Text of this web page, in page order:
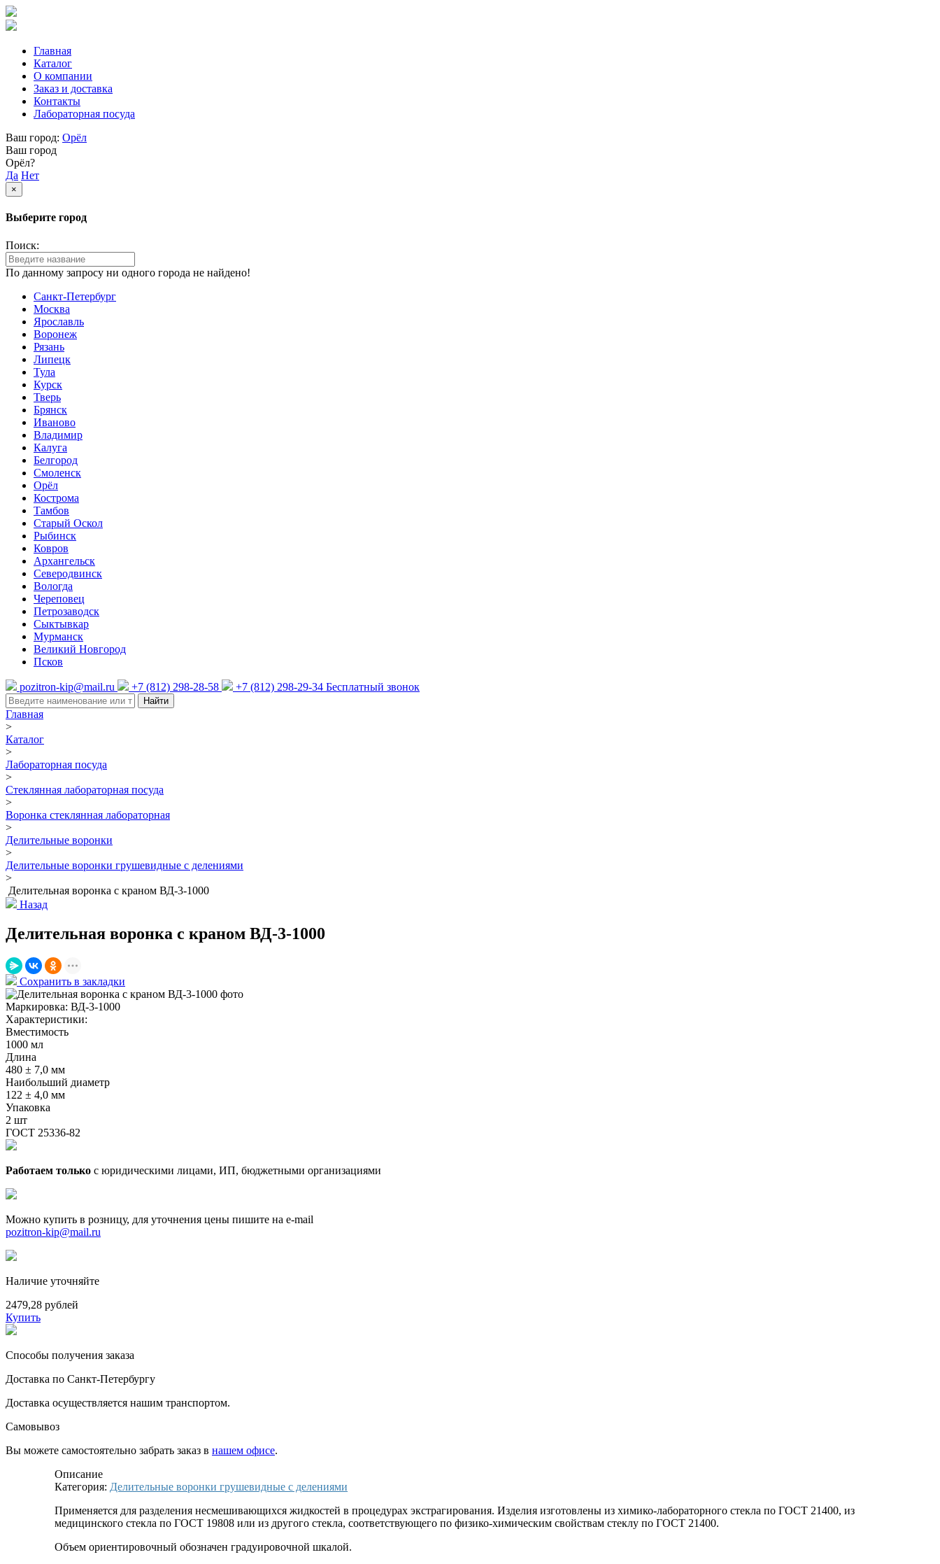
Главная
Каталог
О компании
Заказ и доставка
Контакты
Лабораторная посуда
Ваш город: Орёл
Ваш город
Орёл?
Да Нет
×
Выберите город
Поиск:
По данному запросу ни одного города не найдено!
Санкт-Петербург
Москва
Ярославль
Воронеж
Рязань
Липецк
Тула
Курск
Тверь
Брянск
Иваново
Владимир
Калуга
Белгород
Смоленск
Орёл
Кострома
Тамбов
Старый Оскол
Рыбинск
Ковров
Архангельск
Северодвинск
Вологда
Череповец
Петрозаводск
Сыктывкар
Мурманск
Великий Новгород
Псков
pozitron-kip@mail.ru +7 (812) 298-28-58 +7 (812) 298-29-34 Бесплатный звонок
Найти
Главная
>
Каталог
>
Лабораторная посуда
>
Стеклянная лабораторная посуда
>
Воронка стеклянная лабораторная
>
Делительные воронки
>
Делительные воронки грушевидные с делениями
>
Делительная воронка с краном ВД-3-1000
Назад
Делительная воронка с краном ВД-3-1000
Сохранить в закладки
Маркировка: ВД-3-1000
Характеристики:
Вместимость
1000 мл
Длина
480 ± 7,0 мм
Наибольший диаметр
122 ± 4,0 мм
Упаковка
2 шт
ГОСТ 25336-82
Работаем только с юридическими лицами, ИП, бюджетными организациями
Можно купить в розницу, для уточнения цены пишите на e-mail
pozitron-kip@mail.ru
Наличие уточняйте
2479,28 рублей
Купить
Способы получения заказа
Доставка по Санкт-Петербургу
Доставка осуществляется нашим транспортом.
Самовывоз
Вы можете самостоятельно забрать заказ в нашем офисе.
Описание
Категория: Делительные воронки грушевидные с делениями
Применяется для разделения несмешивающихся жидкостей в процедурах экстрагирования. Изделия изготовлены из химико-лабораторного стекла по ГОСТ 21400, из
медицинского стекла по ГОСТ 19808 или из другого стекла, соответствующего по физико-химическим свойствам стеклу по ГОСТ 21400.
Объем ориентировочный обозначен градуировочной шкалой.